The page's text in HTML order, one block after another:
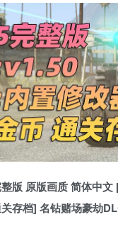
版 原版画质 简体中
存档] 名钻赌场豪劫